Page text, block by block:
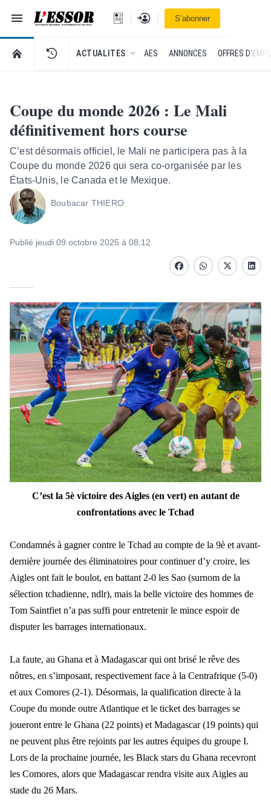
Navigation
L'Essor - retour à la une
Se connecterS’abonner
RETOUR À LA PAGE D’ACCUEIL DE L'ESSOR
ACTUALITES AES ANNONCES OFFRES
Coupe du monde 2026 : Le Mali
définitivement hors course
C’est désormais officiel, le Mali ne participera pas à la
Coupe du monde 2026 qui sera co-organisée par les
États-Unis, le Canada et le Mexique.
Boubacar THIERO
Publié jeudi 09 octobre 2025 à 08:12
FacebookwhatsappTwitter
C’est la 5è victoire des Aigles (en vert) en autant de
confrontations avec le Tchad
Condamnés à gagner contre le Tchad au compte de la 9è et avant-
dernière journée des éliminatoires pour continuer d’y croire, les
Aigles ont fait le boulot, en battant 2-0 les Sao (surnom de la
sélection tchadienne, ndlr), mais la belle victoire des hommes de
Tom Saintfiet n’a pas suffi pour entretenir le mince espoir de
disputer les barrages internationaux.
La faute, au Ghana et à Madagascar qui ont brisé le rêve des
nôtres, en s’imposant, respectivement face à la Centrafrique (5-0)
et aux Comores (2-1). Désormais, la qualification directe à la
Coupe du monde outre Atlantique et le ticket des barrages se
joueront entre le Ghana (22 points) et Madagascar (19 points) qui
ne peuvent plus être rejoints par les autres équipes du groupe I.
Lors de la prochaine journée, les Black stars du Ghana recevront
les Comores, alors que Madagascar rendra visite aux Aigles au
stade du 26 Mars.